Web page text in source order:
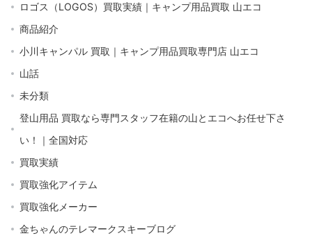
ロゴス（LOGOS）買取実績｜キャンプ用品買取 山エコ
商品紹介
小川キャンパル 買取｜キャンプ用品買取専門店 山エコ
山話
未分類
登山用品 買取なら専門スタッフ在籍の山とエコへお任せ下さ
い！｜全国対応
買取実績
買取強化アイテム
買取強化メーカー
金ちゃんのテレマークスキーブログ